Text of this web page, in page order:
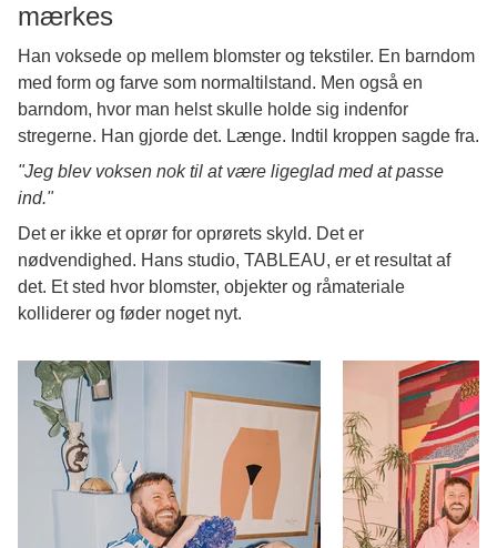
mærkes
Han voksede op mellem blomster og tekstiler. En barndom
med form og farve som normaltilstand. Men også en
barndom, hvor man helst skulle holde sig indenfor
stregerne. Han gjorde det. Længe. Indtil kroppen sagde fra.
"Jeg blev voksen nok til at være ligeglad med at passe
ind."
Det er ikke et oprør for oprørets skyld. Det er
nødvendighed. Hans studio, TABLEAU, er et resultat af
det. Et sted hvor blomster, objekter og råmateriale
kolliderer og føder noget nyt.